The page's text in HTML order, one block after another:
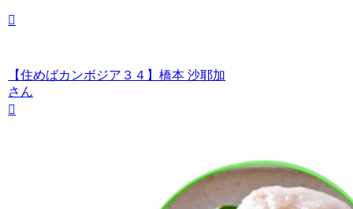
【住めばカンボジア３４】橋本 沙耶加
さん